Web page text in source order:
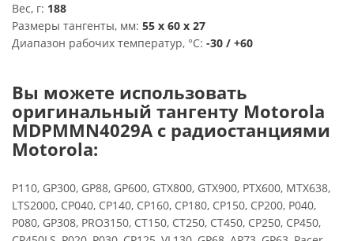
Вес, г: 188
Размеры тангенты, мм: 55 х 60 х 27
Диапазон рабочих температур, °С: -30 / +60
Вы можете использовать
оригинальный тангенту Motorola
MDPMMN4029A с радиостанциями
Motorola:
P110, GP300, GP88, GP600, GTX800, GTX900, PTX600, MTX638,
LTS2000, CP040, CP140, CP160, CP180, CP150, CP200, P040,
P080, GP308, PRO3150, CT150, CT250, CT450, CP250, CP450,